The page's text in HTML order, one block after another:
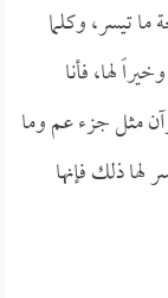
تيسر، وكلما
لها، فأنا
مثل جزء عم وما
لها ذلك فإنها